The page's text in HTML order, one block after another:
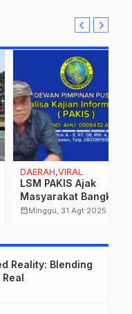
PAKIS Ajak
Bangkalan
Sampaikan
Minggu, 31 Agt 2025
Reality: Blending